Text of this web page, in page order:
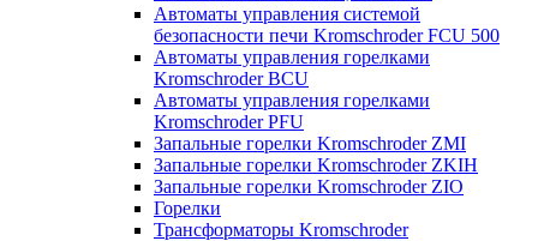
Автоматы управления системой
безопасности печи Kromschroder FCU 500
Автоматы управления горелками
Kromschroder BCU
Автоматы управления горелками
Kromschroder PFU
Запальные горелки Kromschroder ZМI
Запальные горелки Kromschroder ZKIH
Запальные горелки Kromschroder ZIO
Горелки
Трансформаторы Kromschroder